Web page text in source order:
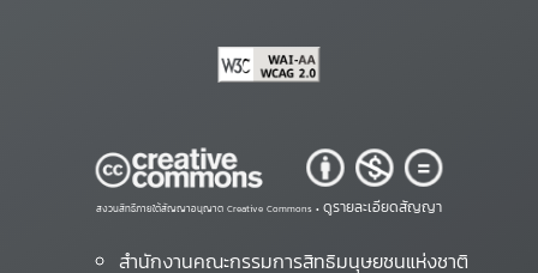
สงวนสิทธิ์ภายใต้สัญญาอนุญาต Creative Commons • ดูรายละเอียดสัญญา
สำนักงานคณะกรรมการสิทธิมนุษยชนแห่งชาติ